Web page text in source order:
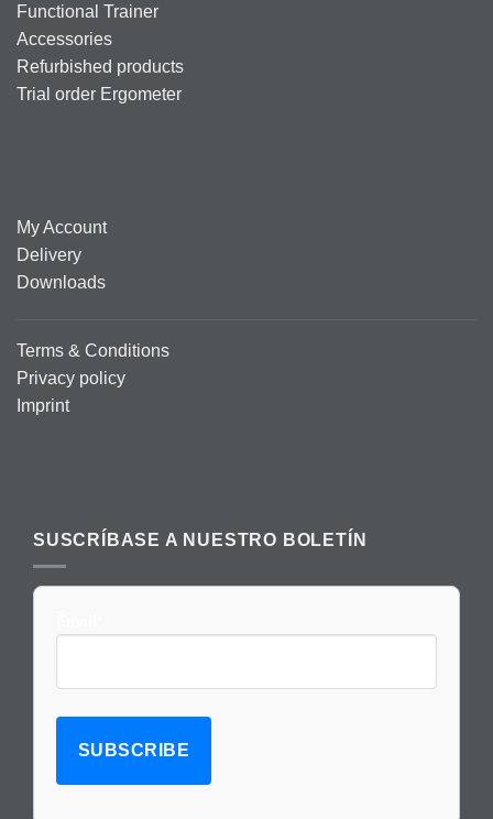
Functional Trainer
Accessories
Refurbished products
Trial order Ergometer
My Account
Delivery
Downloads
Terms & Conditions
Privacy policy
Imprint
SUSCRÍBASE A NUESTRO BOLETÍN